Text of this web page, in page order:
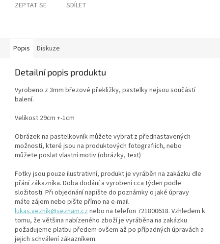
ZEPTAT SE SDÍLET
Popis Diskuze
Detailní popis produktu
Vyrobeno z 3mm březové překližky, pastelky nejsou součástí
balení.
Velikost 29cm +-1cm
Obrázek na pastelkovník můžete vybrat z přednastavených
možností, které jsou na produktových fotografiích, nebo
můžete poslat vlastní motiv (obrázky, text)
Fotky jsou pouze ilustrativní, produkt je vyráběn na zakázku dle
přání zákazníka. Doba dodání a vyrobení cca týden podle
složitosti. Při objednání napište do poznámky o jaké úpravy
máte zájem nebo pište přímo na e-mail
lukas.veznik@seznam.cznebo na telefon 721800618. Vzhledem k
tomu, že většina nabízeného zboží je vyráběna na zakázku
požadujeme platbu předem ovšem až po případných úpravách a
jejich schválení zákazníkem.